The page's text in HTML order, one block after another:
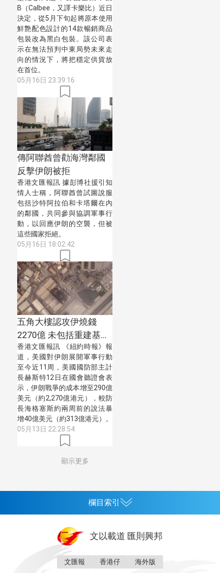
B（Calbee，又譯卡樂比）近日
決定，從5月下旬起將原本使用
鮮艶配色設計的14款暢銷商品
包裝改為黑白包裝。該公司表
示在無法預判中東局勢未來走
向的情況下，將把穩定供貨放
在首位。
05月16日 23:39:16
傳阿聯酋曾勸海灣鄰國
反擊伊朗被拒
香港文匯報訊 據彭博社援引知
情人士稱，阿聯酋曾試圖說服
包括沙特阿拉伯和卡塔爾在內
的鄰國，共同參與協調軍事行
動，以回應伊朗的空襲，但被
這些國家拒絕。
05月16日 18:02:42
五角大樓認攻伊燒錢
2270億 未包括重建基地
款項
香港文匯報訊 《紐約時報》報
道，美國對伊朗展開軍事行動
至今近11周，美國國防部主計
長赫斯特12日在國會聽證會表
示，伊朗戰爭的成本增至290億
美元（約2,270億港元），較防
長海格塞斯約兩周前的說法暴
增40億美元（約313億港元）。
05月13日 22:28:54
顯示更多
欄目索引
灣區生活 灣區企業 灣區文化
文以載道 匯則興邦
文匯報 香港仔 海外版